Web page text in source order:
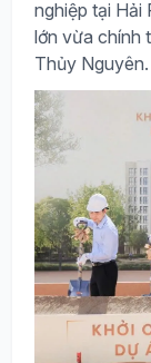
nghiệp tại Hải
lớn vừa chính
Thủy Nguyên.